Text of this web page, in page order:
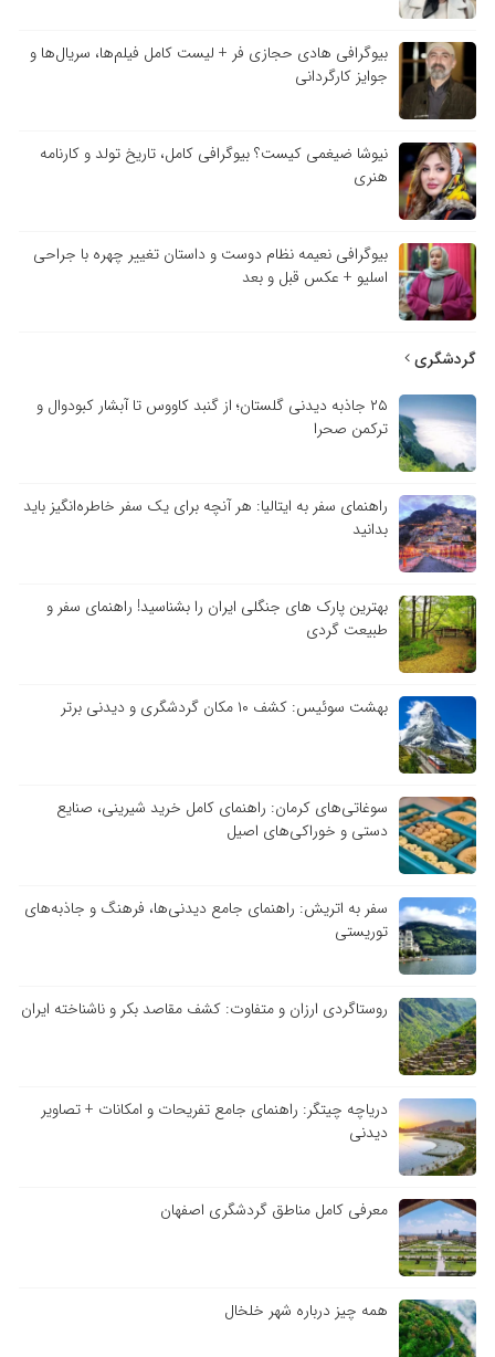
بیوگرافی هادی حجازی فر + لیست کامل فیلم‌ها، سریال‌ها و
جوایز کارگردانی
نیوشا ضیغمی کیست؟ بیوگرافی کامل، تاریخ تولد و کارنامه
هنری
بیوگرافی نعیمه نظام دوست و داستان تغییر چهره با جراحی
اسلیو + عکس قبل و بعد
گردشگری
۲۵ جاذبه دیدنی گلستان؛ از گنبد کاووس تا آبشار کبودوال و
ترکمن صحرا
راهنمای سفر به ایتالیا: هر آنچه برای یک سفر خاطره‌انگیز باید
بدانید
بهترین پارک های جنگلی ایران را بشناسید! راهنمای سفر و
طبیعت گردی
بهشت سوئیس: کشف ۱۰ مکان گردشگری و دیدنی برتر
سوغاتی‌های کرمان: راهنمای کامل خرید شیرینی، صنایع
دستی و خوراکی‌های اصیل
سفر به اتریش: راهنمای جامع دیدنی‌ها، فرهنگ و جاذبه‌های
توریستی
روستاگردی ارزان و متفاوت: کشف مقاصد بکر و ناشناخته ایران
دریاچه چیتگر: راهنمای جامع تفریحات و امکانات + تصاویر
دیدنی
معرفی کامل مناطق گردشگری اصفهان
همه چیز درباره شهر خلخال